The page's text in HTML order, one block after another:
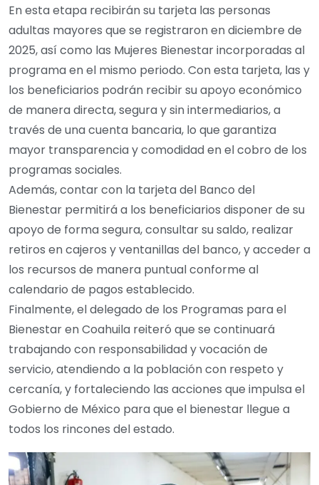
En esta etapa recibirán su tarjeta las personas
adultas mayores que se registraron en diciembre de
2025, así como las Mujeres Bienestar incorporadas al
programa en el mismo periodo. Con esta tarjeta, las y
los beneficiarios podrán recibir su apoyo económico
de manera directa, segura y sin intermediarios, a
través de una cuenta bancaria, lo que garantiza
mayor transparencia y comodidad en el cobro de los
programas sociales.
Además, contar con la tarjeta del Banco del
Bienestar permitirá a los beneficiarios disponer de su
apoyo de forma segura, consultar su saldo, realizar
retiros en cajeros y ventanillas del banco, y acceder a
los recursos de manera puntual conforme al
calendario de pagos establecido.
Finalmente, el delegado de los Programas para el
Bienestar en Coahuila reiteró que se continuará
trabajando con responsabilidad y vocación de
servicio, atendiendo a la población con respeto y
cercanía, y fortaleciendo las acciones que impulsa el
Gobierno de México para que el bienestar llegue a
todos los rincones del estado.